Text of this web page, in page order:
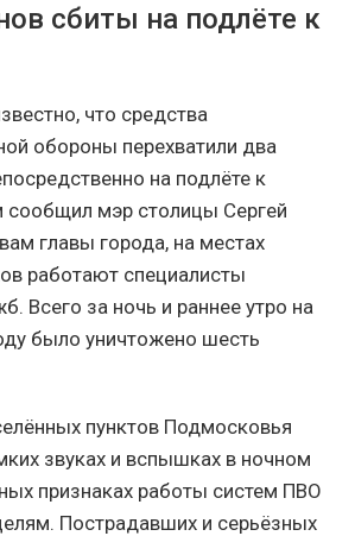
сбиты на подлёте к
что средства
обороны перехватили два
на подлёте к
мэр столицы Сергей
главы города, на местах
работают специалисты
Всего за ночь и раннее утро на
было уничтожено шесть
пунктов Подмосковья
звуках и вспышках в ночном
признаках работы систем ПВО
Пострадавших и серьёзных